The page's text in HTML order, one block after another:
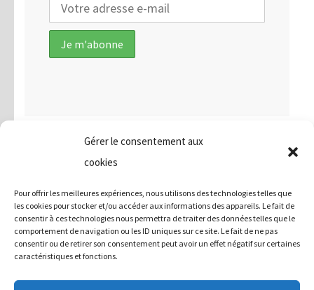
Gérer le consentement aux
cookies
Pour offrir les meilleures expériences, nous utilisons des technologies telles que
les cookies pour stocker et/ou accéder aux informations des appareils. Le fait de
consentir à ces technologies nous permettra de traiter des données telles que le
comportement de navigation ou les ID uniques sur ce site. Le fait de ne pas
consentir ou de retirer son consentement peut avoir un effet négatif sur certaines
caractéristiques et fonctions.
Condition général de vente